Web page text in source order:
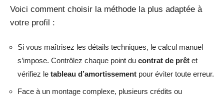
Voici comment choisir la méthode la plus adaptée à
votre profil :
Si vous maîtrisez les détails techniques, le calcul manuel
s’impose. Contrôlez chaque point du contrat de prêt et
vérifiez le tableau d’amortissement pour éviter toute erreur.
Face à un montage complexe, plusieurs crédits ou